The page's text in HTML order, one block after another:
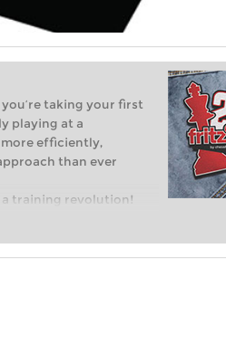
you’re taking your first
playing at a
efficiently,
than ever
a training revolution!
world of club chess,
personalised